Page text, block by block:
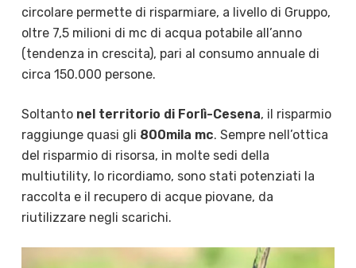
circolare permette di risparmiare, a livello di Gruppo,
oltre 7,5 milioni di mc di acqua potabile all’anno
(tendenza in crescita), pari al consumo annuale di
circa 150.000 persone.
Soltanto nel territorio di Forlì-Cesena, il risparmio
raggiunge quasi gli 800mila mc. Sempre nell’ottica
del risparmio di risorsa, in molte sedi della
multiutility, lo ricordiamo, sono stati potenziati la
raccolta e il recupero di acque piovane, da
riutilizzare negli scarichi.